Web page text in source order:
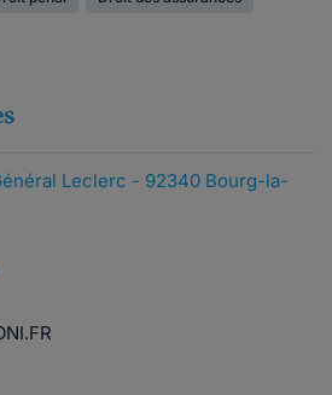
Leclerc - 92340 Bourg-la-